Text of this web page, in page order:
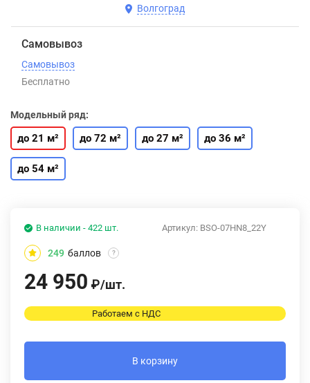
Волгоград
Самовывоз
Самовывоз
Бесплатно
Модельный ряд:
до 21 м² до 72 м² до 27 м² до 36 м²
до 54 м²
Артикул: BSO-07HN8_22Y
В наличии - 422 шт.
249 баллов ?
24 950 ₽/шт.
Работаем с НДС
В корзину